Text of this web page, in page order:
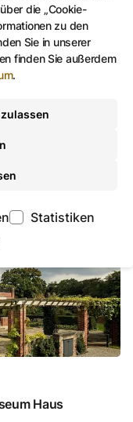
die „Cookie-
zu den
Sie in unserer
finden Sie außerdem
.
Statistiken
gebaut. Gera ist die
Museum Haus
Haus